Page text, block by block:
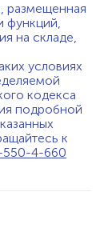
размещенная
функций,
на складе,
условиях
кодекса
подробной
к
4-660